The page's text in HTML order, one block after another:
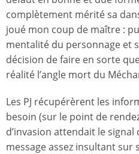
complètement mérité sa
joué mon coup de maître :
mentalité du personnage et
décision de faire en sorte
réalité l’angle mort du
Les PJ récupérèrent les
besoin (sur le point de
d’invasion attendait le
message assez insultant sur